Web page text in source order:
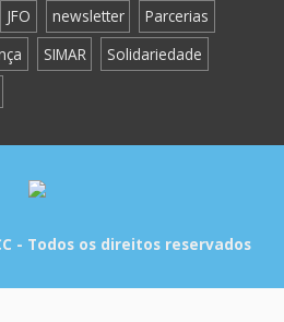
JFO newsletter
Parcerias
SIMAR
Solidariedade
- Todos os direitos reservados